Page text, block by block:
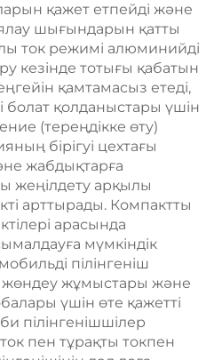
қажет етпейді және
шығындарын қатты
ток режимі алюминийді
кезінде тотығы қабатын
қамтамасыз етеді,
болат қолданыстары үшін
(тереңдікке өту)
бірігуі цехтағы
жабдықтарға
жеңілдету арқылы
арттырады. Компактты
арасында
мүмкіндік
пілінгеніш
жөндеу жұмыстары және
үшін өте қажетті
пілінгенішшілер
пен тұрақты токпен